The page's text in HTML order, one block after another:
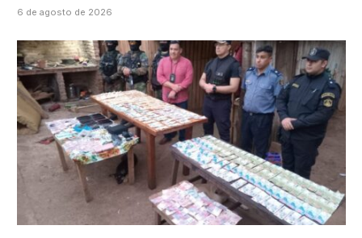
6 de agosto de 2026